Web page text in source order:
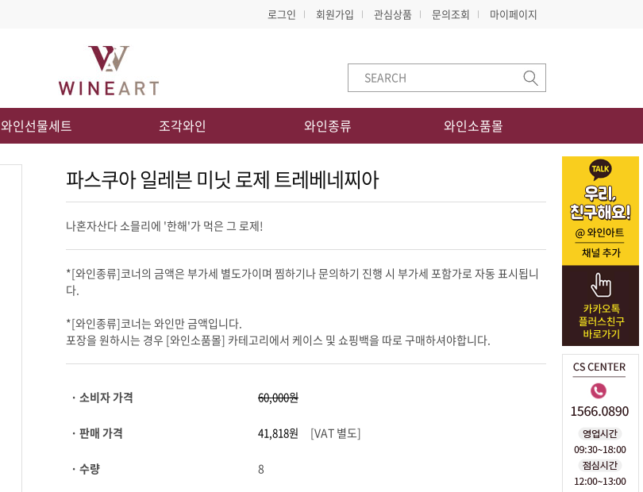
로그인 회원가입 관심상품 문의조회 마이페이지
와인선물세트 조각와인 와인종류 와인소품몰
파스쿠아 일레븐 미닛 로제 트레베네찌아
나혼자산다 소믈리에 '한해'가 먹은 그 로제!
다.
*[와인종류]코너는 와인만 금액입니다.
포장을 원하시는 경우 [와인소품몰] 카테고리에서 케이스 및 쇼핑백을 따로 구매하셔야합니다.
· 소비자 가격
· 판매 가격 [VAT 별도]
· 수량 8